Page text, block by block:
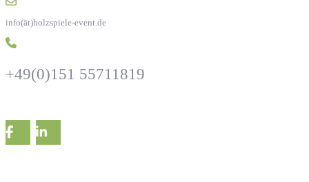
info(ät)holzspiele-event.de
+49(0)151 55711819